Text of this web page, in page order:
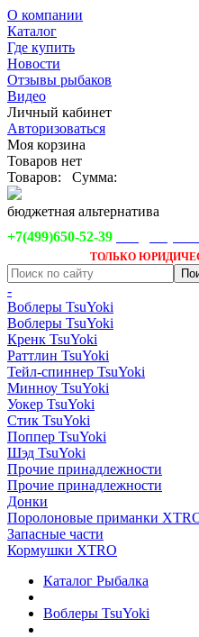
О компании
Каталог
Где купить
Новости
Отзывы рыбаков
Видео
Личный кабинет
Авторизоваться
Моя корзина
Товаров нет
Товаров:
Сумма:
бюджетная альтернатива
+7(499)650-52-39
ТОЛЬКО
-
Воблеры TsuYoki
Воблеры TsuYoki
Кренк TsuYoki
Раттлин TsuYoki
Тейл-спиннер TsuYoki
Минноу TsuYoki
Уокер TsuYoki
Стик TsuYoki
Поппер TsuYoki
Шэд TsuYoki
Прочие принадлежности
Прочие принадлежности
Донки
Поролоновые приманки
Запасные части
Кормушки XTRO
Каталог Рыбалка
Воблеры TsuYoki